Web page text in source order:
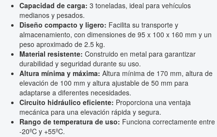
Capacidad de carga: 3 toneladas, ideal para vehículos
medianos y pesados.
Diseño compacto y ligero: Facilita su transporte y
almacenamiento, con dimensiones de 95 x 100 x 160 mm y un
peso aproximado de 2.5 kg.
Material resistente: Construido en metal para garantizar
durabilidad y seguridad durante su uso.
Altura mínima y máxima: Altura mínima de 170 mm, altura de
elevación de 100 mm y altura ajustable de 50 mm para
adaptarse a diferentes necesidades.
Circuito hidráulico eficiente: Proporciona una ventaja
mecánica para una elevación rápida y segura.
Rango de temperatura de uso: Funciona correctamente entre
-20ºC y +55ºC.